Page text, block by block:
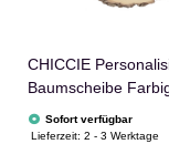
CHICCIE
Baumscheibe
Herzdruck mit
18cm versch Farben
Sofort verfügbar
Lieferzeit:2 - 3 Werktage